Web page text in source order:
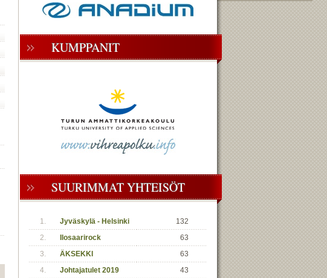
KUMPPANIT
SUURIMMAT YHTEISÖT
1. Jyväskylä - Helsinki
132
2.
Ilosaarirock
63
3.
ÄKSEKKI
63
4.
Johtajatulet 2019
43